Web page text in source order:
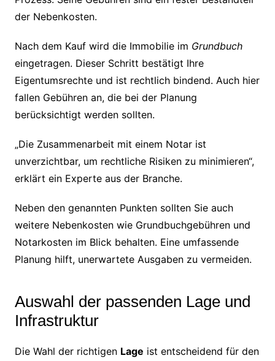
der Nebenkosten.
Nach dem Kauf wird die Immobilie im Grundbuch
eingetragen. Dieser Schritt bestätigt Ihre
Eigentumsrechte und ist rechtlich bindend. Auch hier
fallen Gebühren an, die bei der Planung
berücksichtigt werden sollten.
„Die Zusammenarbeit mit einem Notar ist
unverzichtbar, um rechtliche Risiken zu minimieren“,
erklärt ein Experte aus der Branche.
Neben den genannten Punkten sollten Sie auch
weitere Nebenkosten wie Grundbuchgebühren und
Notarkosten im Blick behalten. Eine umfassende
Planung hilft, unerwartete Ausgaben zu vermeiden.
Auswahl der passenden Lage und
Infrastruktur
Die Wahl der richtigen Lage ist entscheidend für den